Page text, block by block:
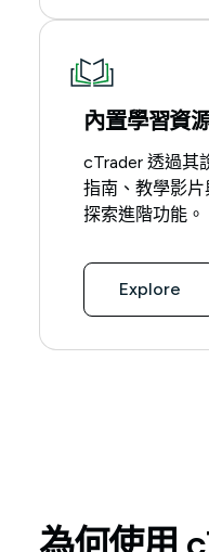
內置學習資
cTrader 透過其
指南、教學影
探索進階功能。
Explore